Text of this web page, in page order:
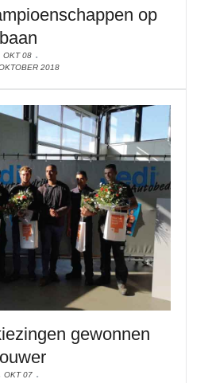
op
OKT 08
2018
gewonnen
OKT 07